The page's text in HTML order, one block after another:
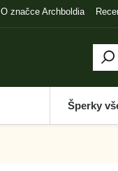
O značce Archboldia
Šperky